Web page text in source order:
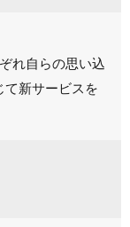
れ自らの思い込
て新サービスを